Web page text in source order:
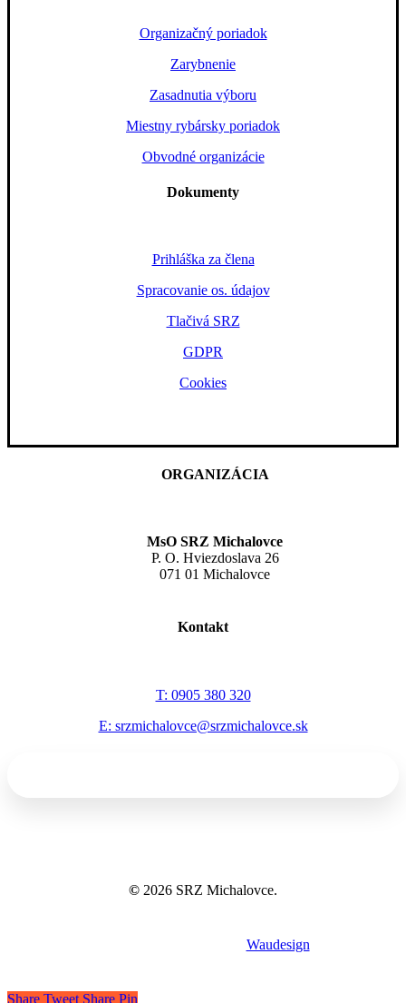
Organizačný poriadok
Zarybnenie
Zasadnutia výboru
Miestny rybársky poriadok
Obvodné organizácie
Dokumenty
Prihláška za člena
Spracovanie os. údajov
Tlačivá SRZ
GDPR
Cookies
ORGANIZÁCIA
MsO SRZ Michalovce
P. O. Hviezdoslava 26
071 01 Michalovce
Kontakt
T: 0905 380 320
E: srzmichalovce@srzmichalovce.sk
© 2026 SRZ Michalovce.
Waudesign
Share Tweet Share Pin